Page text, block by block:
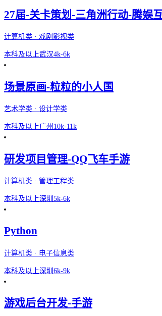
27届-关卡策划-三角洲行动-腾娱
计算机类 · 戏剧影视类
本科及以上武汉4k-6k
场景原画-粒粒的小人国
艺术学类 · 设计学类
本科及以上广州 10k-11k
研发项目管理-QQ飞车手游
计算机类 · 管理工程类
本科及以上深圳 5k-6k
Python
计算机类 · 电子信息类
本科及以上深圳 6k-9k
游戏后台开发-手游